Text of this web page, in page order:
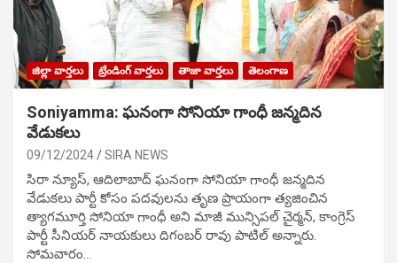
జిల్లా వార్తలు ట్రేండింగ్ వార్తలు తాజా వార్తలు తెలంగాణ
Soniyamma: ఘ‌నంగా సోనియా గాంధీ జ‌న్మ‌దిన
వేడుక‌లు
09/12/2024 SIRA NEWS
సిరా న్యూస్, ఆదిలాబాద్ ఘ‌నంగా సోనియా గాంధీ జ‌న్మ‌దిన
వేడుక‌లు పార్టీ కోసం ప‌ద‌వుల‌ను తృణ ప్రాయంగా త్య‌జించిన
త్యాగమూర్తి సోనియా గాంధీ అని మాజీ మున్సిప‌ల్ చైర్మ‌న్, కాంగ్రెస్
పార్టీ సీనియ‌ర్ నాయ‌కులు దిగంబ‌ర్ రావు పాటిల్ అన్నారు.
సోమవారం…